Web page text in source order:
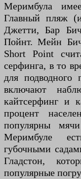
Меримбула
Главный пляж
Джетти, Бар
Пойнт. Мейн
Short Point
серфинга, в то
для подводного
включают
кайтсерфинг и
процент
популярны
Меримбуле
губочными
Гладстон,
популярные